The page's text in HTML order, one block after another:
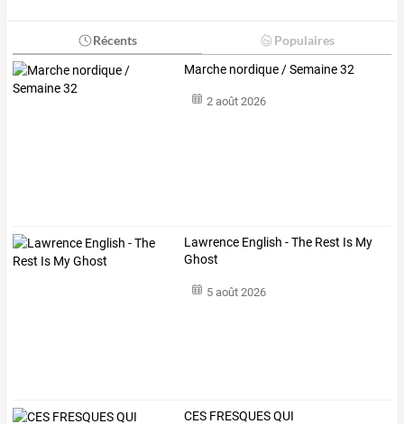
Récents Populaires
Marche nordique / Semaine 32
2 août 2026
Lawrence English - The Rest Is My
Ghost
5 août 2026
CES FRESQUESQUI